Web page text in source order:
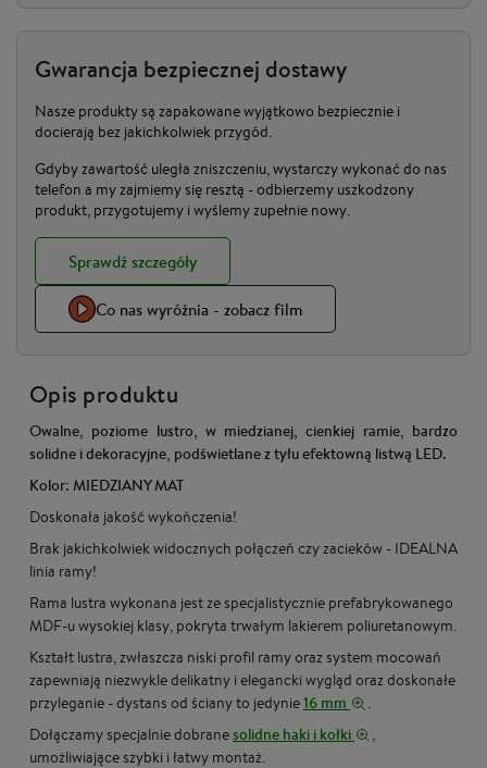
Gwarancja bezpiecznej dostawy
Nasze produkty są zapakowane wyjątkowo bezpiecznie i
docierają bez jakichkolwiek przygód.
Gdyby zawartość uległa zniszczeniu, wystarczy wykonać do nas
telefon a my zajmiemy się resztą - odbierzemy uszkodzony
produkt, przygotujemy i wyślemy zupełnie nowy.
Sprawdź szczegóły
Co nas wyróżnia - zobacz film
Opis produktu
Owalne, poziome lustro, w miedzianej, cienkiej ramie, bardzo
solidne i dekoracyjne, podświetlane z tyłu efektowną listwą LED.
Kolor: MIEDZIANY MAT
Doskonała jakość wykończenia!
Brak jakichkolwiek widocznych połączeń czy zacieków - IDEALNA
linia ramy!
Rama lustra wykonana jest ze specjalistycznie prefabrykowanego
MDF-u wysokiej klasy, pokryta trwałym lakierem poliuretanowym.
Kształt lustra, zwłaszcza niski profil ramy oraz system mocowań
zapewniają niezwykle delikatny i elegancki wygląd oraz doskonałe
przyleganie - dystans od ściany to jedynie16 mm
.
Dołączamy specjalnie dobranesolidne haki i kołki
,
umożliwiające szybki i łatwy montaż.